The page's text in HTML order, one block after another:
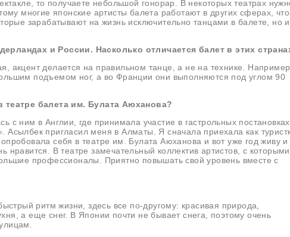
то получаете небольшой гонорар. В некоторых театрах
многие японские артисты балета работают в других сферах,
зарабатывают на жизнь исключительно танцами в балете, но
и России. Насколько отличается балет в этих
акцент делается на правильном танце, а не на технике.
подъемом ног, а во Франции они выполняются под углом 90
театре балета им. Булата Аюханова?
с ним в Англии, где принимала участие в гастрольных постановках
Асылбек пригласил меня в Алматы. Я сначала приехала как
себя в театре им. Булата Аюханова и вот уже год живу и
В театре замечательный коллектив артистов, с которыми
профессионалы. Приятно повышать свой уровень вместе с
ритм жизни, здесь все по-другому: красивая природа,
а еще снег. В Японии почти не бывает снега, поэтому очень